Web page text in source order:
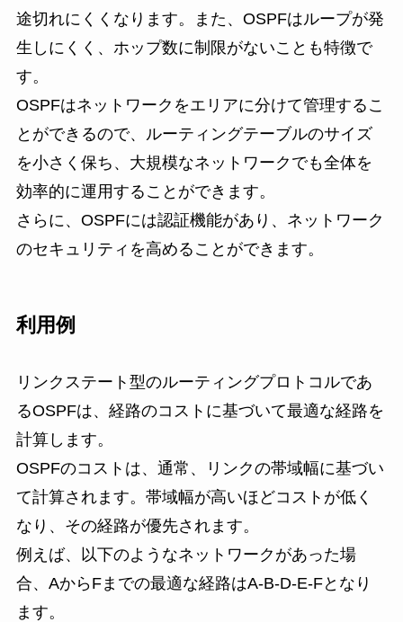
途切れにくくなります。また、OSPFはループが発
生しにくく、ホップ数に制限がないことも特徴で
す。
OSPFはネットワークをエリアに分けて管理するこ
とができるので、ルーティングテーブルのサイズ
を小さく保ち、大規模なネットワークでも全体を
効率的に運用することができます。
さらに、OSPFには認証機能があり、ネットワーク
のセキュリティを高めることができます。
利用例
リンクステート型のルーティングプロトコルであ
るOSPFは、経路のコストに基づいて最適な経路を
計算します。
OSPFのコストは、通常、リンクの帯域幅に基づい
て計算されます。帯域幅が高いほどコストが低く
なり、その経路が優先されます。
例えば、以下のようなネットワークがあった場
合、AからFまでの最適な経路はA-B-D-E-Fとなり
ます。